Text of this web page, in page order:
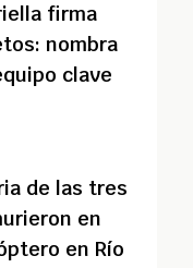
firma
nombra
clave
de las tres
en
en Río